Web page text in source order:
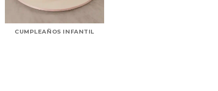
CUMPLEAÑOS INFANTIL